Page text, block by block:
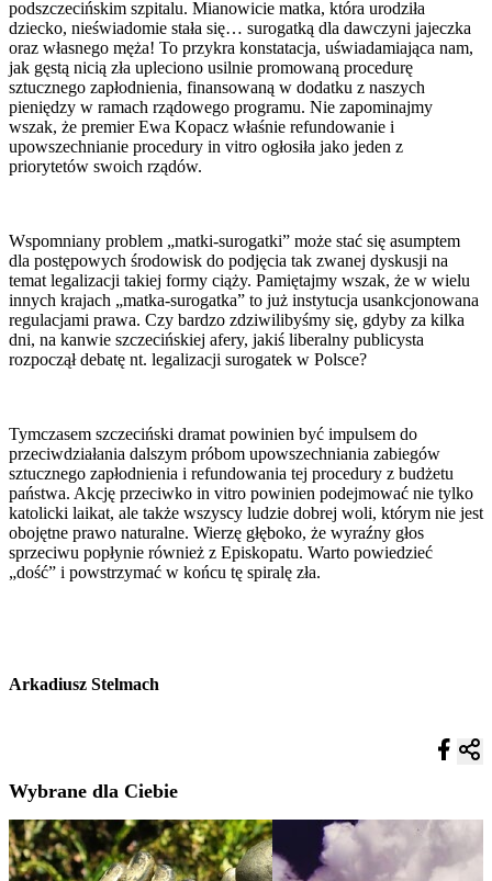
podszczecińskim szpitalu. Mianowicie matka, która urodziła
dziecko, nieświadomie stała się… surogatką dla dawczyni jajeczka
oraz własnego męża! To przykra konstatacja, uświadamiająca nam,
jak gęstą nicią zła upleciono usilnie promowaną procedurę
sztucznego zapłodnienia, finansowaną w dodatku z naszych
pieniędzy w ramach rządowego programu. Nie zapominajmy
wszak, że premier Ewa Kopacz właśnie refundowanie i
upowszechnianie procedury in vitro ogłosiła jako jeden z
priorytetów swoich rządów.
Wspomniany problem „matki-surogatki” może stać się asumptem
dla postępowych środowisk do podjęcia tak zwanej dyskusji na
temat legalizacji takiej formy ciąży. Pamiętajmy wszak, że w wielu
innych krajach „matka-surogatka” to już instytucja usankcjonowana
regulacjami prawa. Czy bardzo zdziwilibyśmy się, gdyby za kilka
dni, na kanwie szczecińskiej afery, jakiś liberalny publicysta
rozpoczął debatę nt. legalizacji surogatek w Polsce?
Tymczasem szczeciński dramat powinien być impulsem do
przeciwdziałania dalszym próbom upowszechniania zabiegów
sztucznego zapłodnienia i refundowania tej procedury z budżetu
państwa. Akcję przeciwko in vitro powinien podejmować nie tylko
katolicki laikat, ale także wszyscy ludzie dobrej woli, którym nie jest
obojętne prawo naturalne. Wierzę głęboko, że wyraźny głos
sprzeciwu popłynie również z Episkopatu. Warto powiedzieć
„dość” i powstrzymać w końcu tę spiralę zła.
Arkadiusz Stelmach
Wybrane dla Ciebie